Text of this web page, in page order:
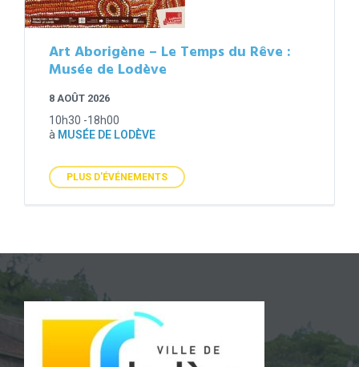
Art Aborigène – Le Temps du Rêve :
Musée de Lodève
8 AOÛT 2026
10h30 -18h00
à MUSÉE DE LODÈVE
PLUS D'ÉVÉNEMENTS